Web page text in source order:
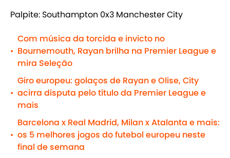
Palpite: Southampton 0x3 Manchester City
•
Com música da torcida e invicto no
Bournemouth, Rayan brilha na Premier League e
mira Seleção
•
Giro europeu: golaços de Rayan e Olise, City
acirra disputa pelo título da Premier League e
mais
•
Barcelona x Real Madrid, Milan x Atalanta e mais:
os 5 melhores jogos do futebol europeu neste
final de semana